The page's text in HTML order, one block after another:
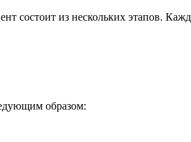
из нескольких этапов.
образом: